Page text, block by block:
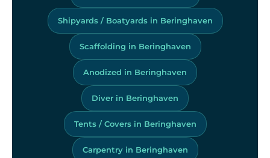
Shipyards / Boatyards in Beringhaven
Scaffolding in Beringhaven
Anodized in Beringhaven
Diver in Beringhaven
Tents / Covers in Beringhaven
Carpentry in Beringhaven